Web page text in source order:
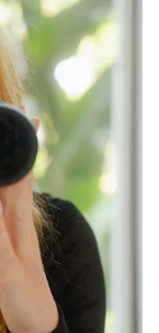
onde
de vestir: